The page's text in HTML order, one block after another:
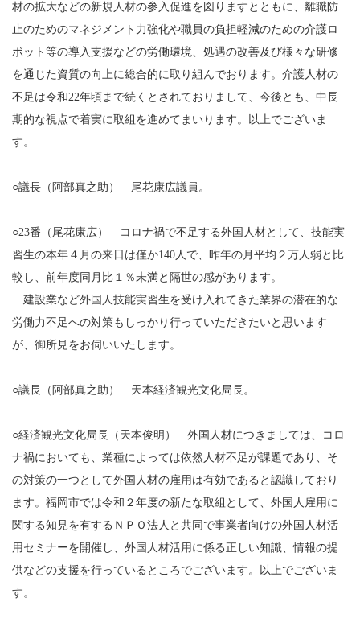
材の拡大などの新規人材の参入促進を図りますとともに、離職防
止のためのマネジメント力強化や職員の負担軽減のための介護ロ
ボット等の導入支援などの労働環境、処遇の改善及び様々な研修
を通じた資質の向上に総合的に取り組んでおります。介護人材の
不足は令和22年頃まで続くとされておりまして、今後とも、中長
期的な視点で着実に取組を進めてまいります。以上でございま
す。
○議長（阿部真之助） 尾花康広議員。
○23番（尾花康広） コロナ禍で不足する外国人材として、技能実
習生の本年４月の来日は僅か140人で、昨年の月平均２万人弱と比
較し、前年度同月比１％未満と隔世の感があります。
建設業など外国人技能実習生を受け入れてきた業界の潜在的な
労働力不足への対策もしっかり行っていただきたいと思います
が、御所見をお伺いいたします。
○議長（阿部真之助） 天本経済観光文化局長。
○経済観光文化局長（天本俊明） 外国人材につきましては、コロ
ナ禍においても、業種によっては依然人材不足が課題であり、そ
の対策の一つとして外国人材の雇用は有効であると認識しており
ます。福岡市では令和２年度の新たな取組として、外国人雇用に
関する知見を有するＮＰＯ法人と共同で事業者向けの外国人材活
用セミナーを開催し、外国人材活用に係る正しい知識、情報の提
供などの支援を行っているところでございます。以上でございま
す。